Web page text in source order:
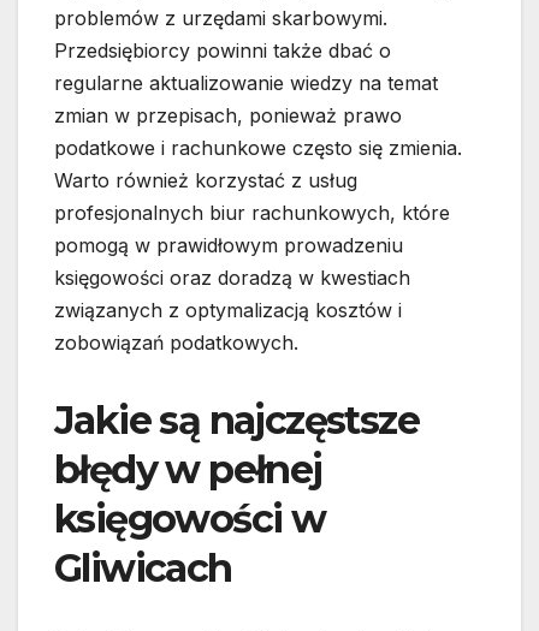
problemów z urzędami skarbowymi.
Przedsiębiorcy powinni także dbać o
regularne aktualizowanie wiedzy na temat
zmian w przepisach, ponieważ prawo
podatkowe i rachunkowe często się zmienia.
Warto również korzystać z usług
profesjonalnych biur rachunkowych, które
pomogą w prawidłowym prowadzeniu
księgowości oraz doradzą w kwestiach
związanych z optymalizacją kosztów i
zobowiązań podatkowych.
Jakie są najczęstsze
błędy w pełnej
księgowości w
Gliwicach